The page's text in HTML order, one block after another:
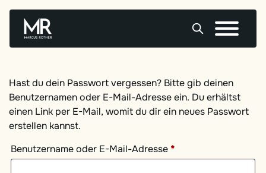
content
Hast du dein Passwort vergessen? Bitte gib deinen
Benutzernamen oder E-Mail-Adresse ein. Du erhältst
einen Link per E-Mail, womit du dir ein neues Passwort
erstellen kannst.
Benutzername oder E-Mail-Adresse *